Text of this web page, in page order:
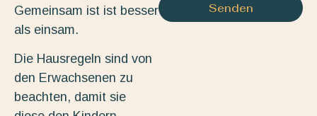
Gemeinsam ist ist besser
als einsam.
Die Hausregeln sind von
den Erwachsenen zu
beachten, damit sie
Senden